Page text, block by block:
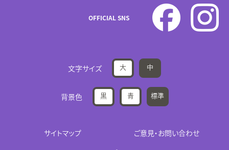
OFFICIAL SNS
文字サイズ 大 中
背景色 黒 青 標準
サイトマップ
ご意見・お問い合わせ